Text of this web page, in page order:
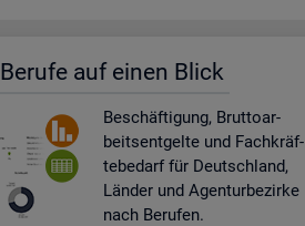
Be­ru­fe auf einen Blick
Be­schäf­ti­gung, Brut­to­ar­
beits­ent­gel­te und Fach­kräf­
te­be­darf für Deutsch­land,
Län­der und Agen­tur­be­zir­ke
nach Be­ru­fen.